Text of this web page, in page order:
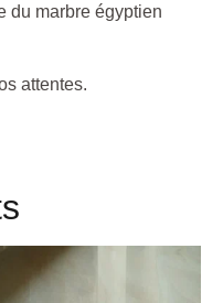
du marbre égyptien
attentes.